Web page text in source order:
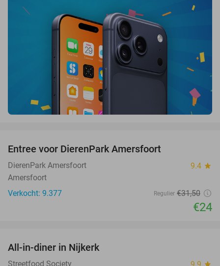
Entree voor DierenPark Amersfoort
DierenPark Amersfoort 9.4 star
Amersfoort
Verkocht: 9.377
Regulier €31,50
€24
All-in-diner in Nijkerk
Streetfood Society 9.9 star